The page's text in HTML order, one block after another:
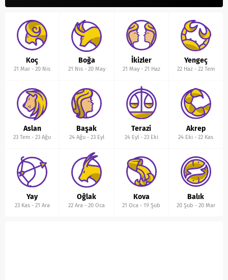
Koç
21 Mar -20 Nis
Boğa
21 Nis- 20 May
İkizler
21 May- 21 Haz
Yengeç
22 Haz- 22 Tem
Aslan
23 Tem -23 Ağu
Başak
24 Ağu- 23 Eyl
Terazi
24 Eyl- 23 Eki
Akrep
24 Eki -22 Kas
Yay
23 Kas- 21 Ara
Oğlak
22 Ara -20 Oca
Kova
21 Oca -19 Şub
Balık
20 Şub - 20 Mar